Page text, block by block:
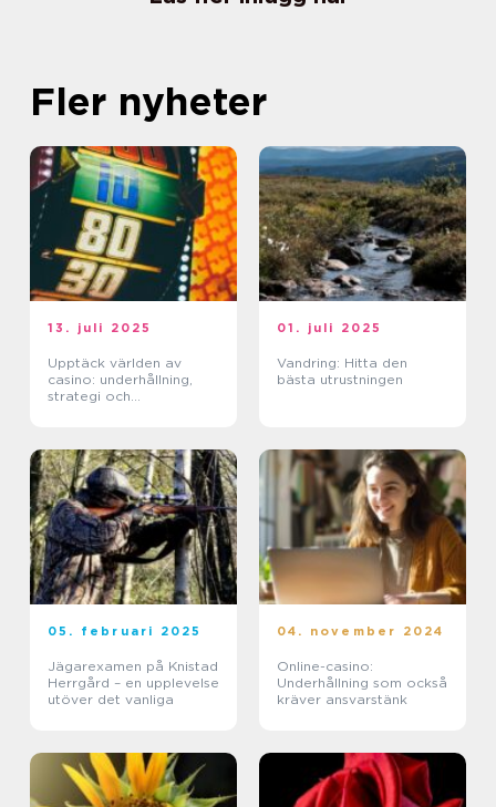
Fler nyheter
13. juli 2025
Upptäck världen av
casino: underhållning,
strategi och
01. juli 2025
Vandring: Hitta den
bästa utrustningen
05. februari 2025
Jägarexamen på Knistad
Herrgård – en upplevelse
utöver det vanliga
04. november 2024
Online-casino:
Underhållning som också
kräver ansvarstänk